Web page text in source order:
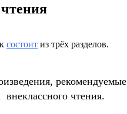
состоит из трёх разделов.
рекомендуемые
внеклассного чтения.